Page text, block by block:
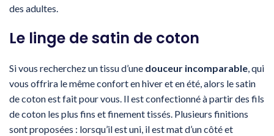
des adultes.
Le linge de satin de coton
Si vous recherchez un tissu d’une douceur incomparable, qui
vous offrira le même confort en hiver et en été, alors le satin
de coton est fait pour vous. Il est confectionné à partir des fils
de coton les plus fins et finement tissés. Plusieurs finitions
sont proposées : lorsqu’il est uni, il est mat d’un côté et